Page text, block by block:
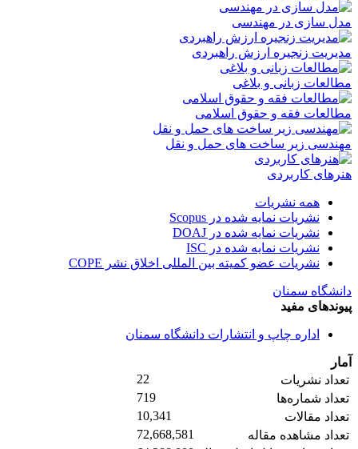
مدل سازی در مهندسی
مدیریت زنجیره ارزش راهبردی
مطالعات زبانی و بلاغی
مطالعات فقه و حقوق اسلامی
مهندسی زیر ساخت های حمل و نقل
هنرهای کاربردی
همه نشریات
نشریات نمایه شده در Scopus
نشریات نمایه شده در DOAJ
نشریات نمایه شده در ISC
نشریات عضو کمیته بین المللی اخلاق نشر COPE
دانشگاه سمنان
پیوندهای مفید
اداره چاپ و انتشارات دانشگاه سمنان
آمار
تعداد نشریات
22
تعداد شماره‌ها
719
تعداد مقالات
10,341
تعداد مشاهده مقاله
72,668,581